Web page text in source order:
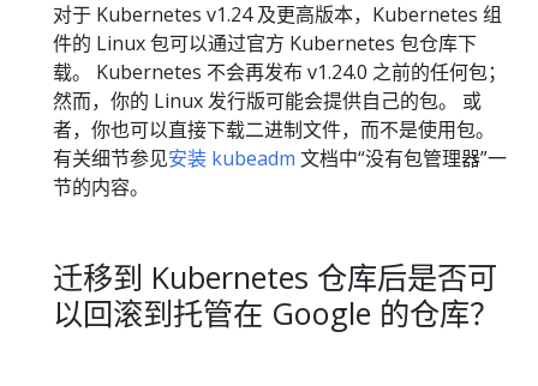
对于 Kubernetes v1.24 及更高版本，Kubernetes 组
件的 Linux 包可以通过官方 Kubernetes 包仓库下
载。 Kubernetes 不会再发布 v1.24.0 之前的任何包；
然而，你的 Linux 发行版可能会提供自己的包。 或
者，你也可以直接下载二进制文件，而不是使用包。
有关细节参见安装 kubeadm 文档中“没有包管理器”一
节的内容。
迁移到 Kubernetes 仓库后是否可
以回滚到托管在 Google 的仓库？